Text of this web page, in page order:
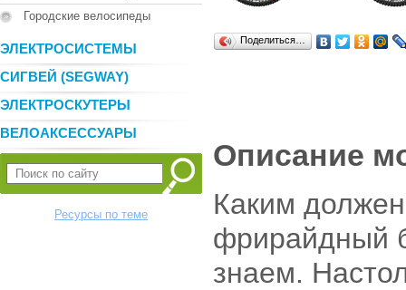
Городские велосипеды
ЭЛЕКТРОСИСТЕМЫ
СИГВЕЙ (SEGWAY)
ЭЛЕКТРОСКУТЕРЫ
ВЕЛОАКСЕССУАРЫ
Ресурсы по теме
Поделиться…
Описание
Каким
фрирайдный
знаем.